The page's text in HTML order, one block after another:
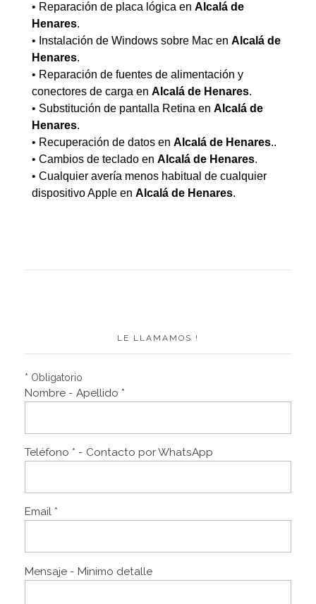
• Reparación de placa lógica en Alcalá de
Henares.
• Instalación de Windows sobre Mac en Alcalá de
Henares.
• Reparación de fuentes de alimentación y
conectores de carga en Alcalá de Henares.
• Substitución de pantalla Retina en Alcalá de
Henares.
• Recuperación de datos en Alcalá de Henares..
• Cambios de teclado en Alcalá de Henares.
• Cualquier avería menos habitual de cualquier
dispositivo Apple en Alcalá de Henares.
LE LLAMAMOS !
* Obligatorio
Nombre - Apellido *
Teléfono * - Contacto por WhatsApp
Email *
Mensaje - Minimo detalle